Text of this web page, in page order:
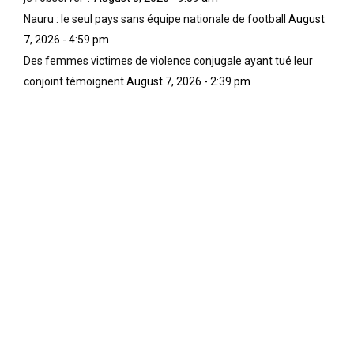
Nauru : le seul pays sans équipe nationale de football
August
7, 2026 - 4:59 pm
Des femmes victimes de violence conjugale ayant tué leur
conjoint témoignentAugust 7, 2026 - 2:39 pm